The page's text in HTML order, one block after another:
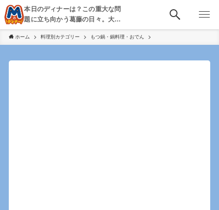
本日のディナーは？この重大な問
題に立ち向かう葛藤の日々。大
阪・京都・神戸を中心とした食べ
歩き、飲み歩きを綴る。
ホーム 料理別カテゴリー もつ鍋・鍋料理・おでん